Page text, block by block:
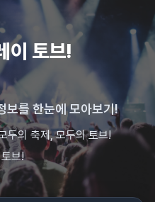
이 토브!
보를 한눈에 모아보기!
두의 축제, 모두의 토브!
브!